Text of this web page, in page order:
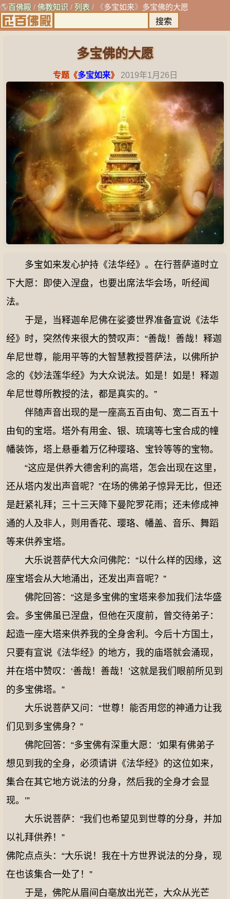
🌎百佛殿 / 佛教知识 / 列表 / 《多宝如来》 多宝佛的大愿
多宝佛的大愿
专题《多宝如来》 2019年1月26日
多宝如来发心护持《法华经》。在行菩萨道时立
下大愿：即使入涅盘，也要出席法华会场，听经闻
法。
于是，当释迦牟尼佛在娑婆世界准备宣说《法华
经》时，突然传来很大的赞叹声：“善哉！善哉！释迦
牟尼世尊，能用平等的大智慧教授菩萨法，以佛所护
念的《妙法莲华经》为大众说法。如是！如是！释迦
牟尼世尊所教授的法，都是真实的。”
伴随声音出现的是一座高五百由旬、宽二百五十
由旬的宝塔。塔外有用金、银、琉璃等七宝合成的幢
幡装饰，塔上悬垂着万亿种璎珞、宝铃等等的宝物。
“这应是供养大德舍利的高塔，怎会出现在这里，
还从塔内发出声音呢？”在场的佛弟子惊异无比，但还
是赶紧礼拜；三十三天降下曼陀罗花雨；还未修成神
通的人及非人，则用香花、璎珞、幡盖、音乐、舞蹈
等来供养宝塔。
大乐说菩萨代大众问佛陀：“以什么样的因缘，这
座宝塔会从大地涌出，还发出声音呢？”
佛陀回答：“这是多宝佛的宝塔来参加我们法华盛
会。多宝佛虽已涅盘，但他在灭度前，曾交待弟子：
起造一座大塔来供养我的全身舍利。今后十方国土，
只要有宣说《法华经》的地方，我的庙塔就会涌现，
并在塔中赞叹：‘善哉！善哉！’这就是我们眼前所见到
的多宝佛塔。”
大乐说菩萨又问：“世尊！能否用您的神通力让我
们见到多宝佛身？”
佛陀回答：“多宝佛有深重大愿：‘如果有佛弟子
想见到我的全身，必须请讲《法华经》的这位如来，
集合在其它地方说法的分身，然后我的全身才会显
现。’”
大乐说菩萨：“我们也希望见到世尊的分身，并加
以礼拜供养！”
佛陀点点头：“大乐说！我在十方世界说法的分身，现
在也该集合一处了！”
于是，佛陀从眉间白亳放出光芒，大众从光芒